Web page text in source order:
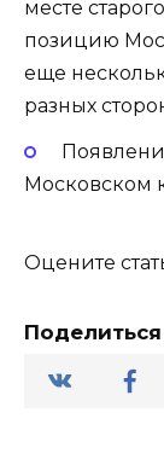
месте
позицию
еще
разных
Московском
Оцените